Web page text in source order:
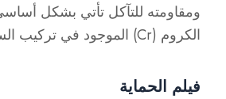
ومقاومته للتآكل تأتي بشكل
الكروم (Cr) الموجود في تركيب السبائك الخاصة به.
فيلم الحماية